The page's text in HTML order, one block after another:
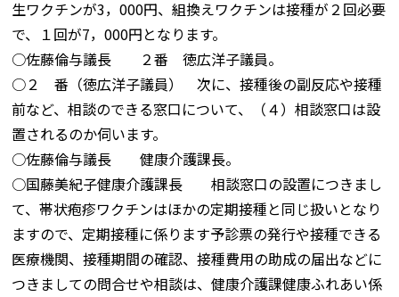
生ワクチンが3，000円、組換えワクチンは接種が２回必要
で、１回が7，000円となります。
○佐藤倫与議長 ２番 徳広洋子議員。
○２ 番（徳広洋子議員） 次に、接種後の副反応や接種
前など、相談のできる窓口について、（４）相談窓口は設
置されるのか伺います。
○佐藤倫与議長 健康介護課長。
○国藤美紀子健康介護課長 相談窓口の設置につきまし
て、帯状疱疹ワクチンはほかの定期接種と同じ扱いとなり
ますので、定期接種に係ります予診票の発行や接種できる
医療機関、接種期間の確認、接種費用の助成の届出などに
つきましての問合せや相談は、健康介護課健康ふれあい係